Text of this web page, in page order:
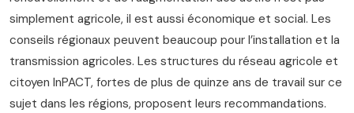
simplement agricole, il est aussi économique et social. Les
conseils régionaux peuvent beaucoup pour l’installation et la
transmission agricoles. Les structures du réseau agricole et
citoyen InPACT, fortes de plus de quinze ans de travail sur ce
sujet dans les régions, proposent leurs recommandations.